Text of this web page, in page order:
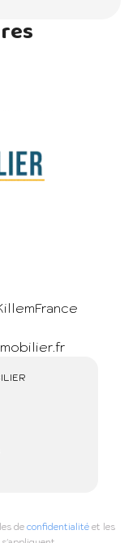
France
de confidentialité et les